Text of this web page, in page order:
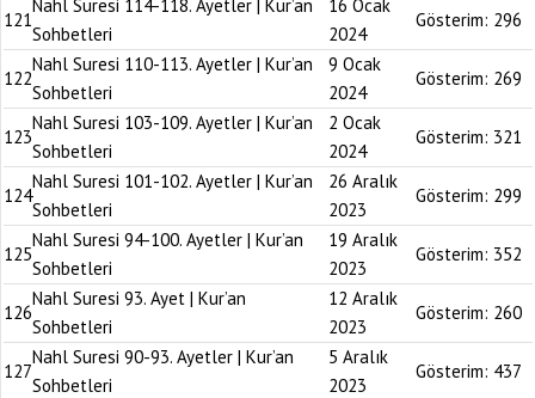
121
Nahl Suresi 114-118. Ayetler | Kur’an
Sohbetleri
16 Ocak
2024
Gösterim: 296
122
Nahl Suresi 110-113. Ayetler | Kur’an
Sohbetleri
9 Ocak
2024
Gösterim: 269
123
Nahl Suresi 103-109. Ayetler | Kur’an
Sohbetleri
2 Ocak
2024
Gösterim: 321
124
Nahl Suresi 101-102. Ayetler | Kur’an
Sohbetleri
26 Aralık
2023
Gösterim: 299
125
Nahl Suresi 94-100. Ayetler | Kur’an
Sohbetleri
19 Aralık
2023
Gösterim: 352
126
Nahl Suresi 93. Ayet | Kur’an
Sohbetleri
12 Aralık
2023
Gösterim: 260
127
Nahl Suresi 90-93. Ayetler | Kur’an
Sohbetleri
5 Aralık
2023
Gösterim: 437